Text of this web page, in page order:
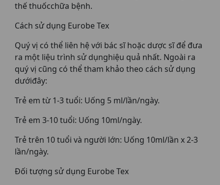
thế thuốcchữa bệnh.
Cách sử dụng Eurobe Tex
Quý vị có thể liên hệ với bác sĩ hoặc dược sĩ để đưa
ra một liệu trình sử dụnghiệu quả nhất. Ngoài ra
quý vị cũng có thể tham khảo theo cách sử dụng
dướiđây:
Trẻ em từ 1-3 tuổi: Uống 5 ml/lần/ngày.
Trẻ em 3-10 tuổi: Uống 10ml/ngày.
Trẻ trên 10 tuổi và người lớn: Uống 10ml/lần x 2-3
lần/ngày.
Đối tượng sử dụng Eurobe Tex